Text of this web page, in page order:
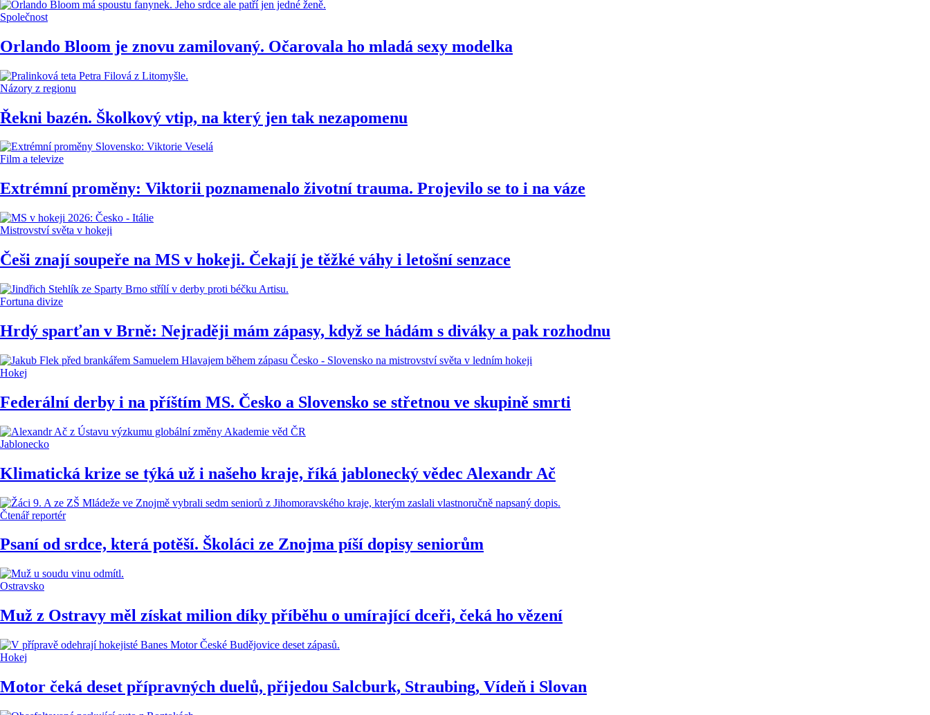
Společnost
Orlando Bloom je znovu zamilovaný. Očarovala ho mladá sexy modelka
Názory z regionu
Řekni bazén. Školkový vtip, na který jen tak nezapomenu
Film a televize
Extrémní proměny: Viktorii poznamenalo životní trauma. Projevilo se to i na váze
Mistrovství světa v hokeji
Češi znají soupeře na MS v hokeji. Čekají je těžké váhy i letošní senzace
Fortuna divize
Hrdý sparťan v Brně: Nejraději mám zápasy, když se hádám s diváky a pak rozhodnu
Hokej
Federální derby i na příštím MS. Česko a Slovensko se střetnou ve skupině smrti
Jablonecko
Klimatická krize se týká už i našeho kraje, říká jablonecký vědec Alexandr Ač
Čtenář reportér
Psaní od srdce, která potěší. Školáci ze Znojma píší dopisy seniorům
Ostravsko
Muž z Ostravy měl získat milion díky příběhu o umírající dceři, čeká ho vězení
Hokej
Motor čeká deset přípravných duelů, přijedou Salcburk, Straubing, Vídeň i Slovan